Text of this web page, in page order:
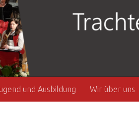
und Ausbildung Wir über uns